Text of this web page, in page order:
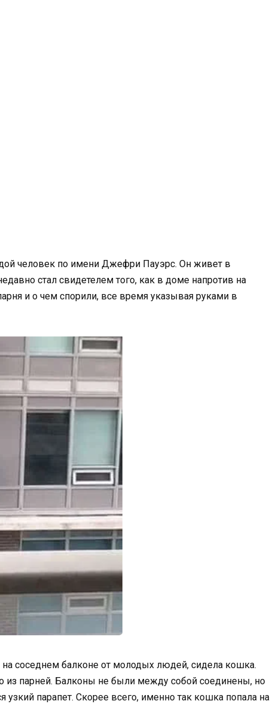
человек по имени Джефри Пауэрс. Он живет в
стал свидетелем того, как в доме напротив на
и о чем спорили, все время указывая руками в
соседнем балконе от молодых людей, сидела кошка.
из парней. Балконы не были между собой соединены, но
узкий парапет. Скорее всего, именно так кошка попала на